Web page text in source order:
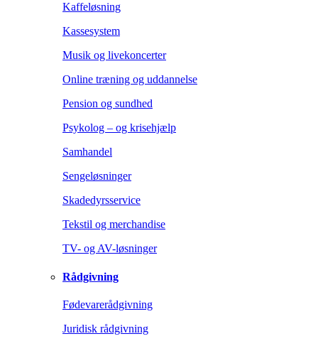
Kaffeløsning
Kassesystem
Musik og livekoncerter
Online træning og uddannelse
Pension og sundhed
Psykolog – og krisehjælp
Samhandel
Sengeløsninger
Skadedyrsservice
Tekstil og merchandise
TV- og AV-løsninger
Rådgivning
Fødevarerådgivning
Juridisk rådgivning